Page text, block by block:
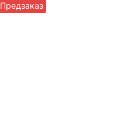
Предзаказ